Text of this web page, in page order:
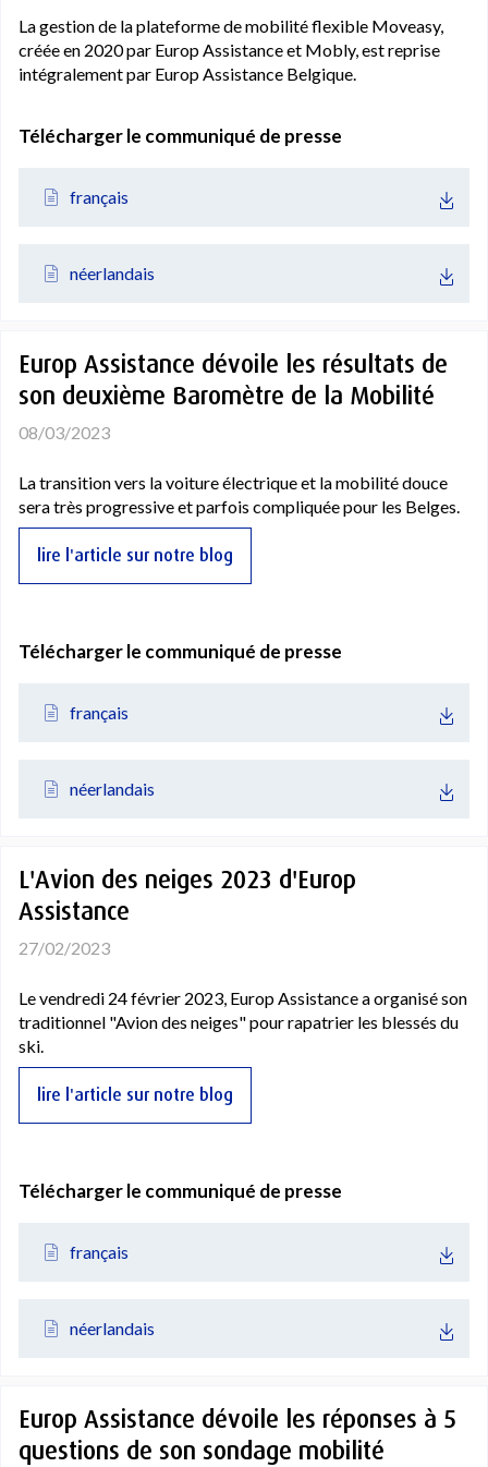
La gestion de la plateforme de mobilité flexible Moveasy,
créée en 2020 par Europ Assistance et Mobly, est reprise
intégralement par Europ Assistance Belgique.
Télécharger le communiqué de presse
français
néerlandais
Europ Assistance dévoile les résultats de
son deuxième Baromètre de la Mobilité
08/03/2023
La transition vers la voiture électrique et la mobilité douce
sera très progressive et parfois compliquée pour les Belges.
lire l'article sur notre blog
Télécharger le communiqué de presse
français
néerlandais
L'Avion des neiges 2023 d'Europ
Assistance
27/02/2023
Le vendredi 24 février 2023, Europ Assistance a organisé son
traditionnel "Avion des neiges" pour rapatrier les blessés du
ski.
lire l'article sur notre blog
Télécharger le communiqué de presse
français
néerlandais
Europ Assistance dévoile les réponses à 5
questions de son sondage mobilité